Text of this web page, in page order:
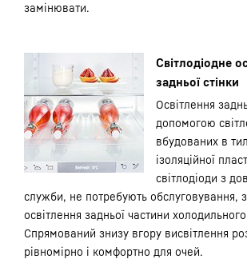
замінювати.
Світлодіодне
задньої стінки
Освітлення
допомогою
вбудованих в
ізоляційної
світлодіоди з
служби, не потребують обслуговування,
освітлення задньої частини
Спрямований знизу вгору висвітлення
рівномірно і комфортно для очей.